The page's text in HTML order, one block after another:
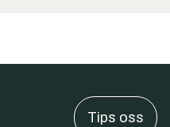
Tips oss